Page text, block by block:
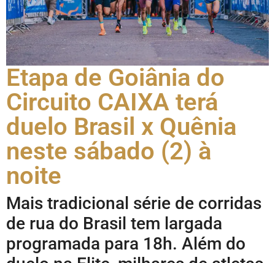
Etapa de Goiânia do
Circuito CAIXA terá
duelo Brasil x Quênia
neste sábado (2) à
noite
Mais tradicional série de corridas
de rua do Brasil tem largada
programada para 18h. Além do